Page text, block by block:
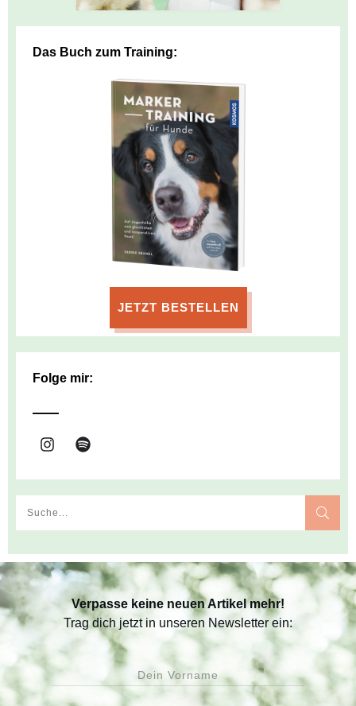
Das Buch zum Training:
JETZT BESTELLEN
Folge mir:
Verpasse keine neuen Artikel mehr!
Trag dich jetzt in unseren Newsletter ein: